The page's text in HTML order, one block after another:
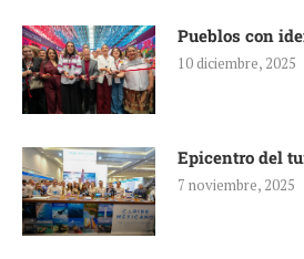
Pueblos con
10 diciembre, 2025
Epicentro del
7 noviembre, 2025